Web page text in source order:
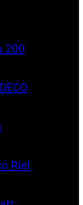
200
Riel